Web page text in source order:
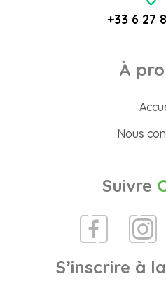
+33 6 27
À
Nous
Suivre
S’inscrire à la